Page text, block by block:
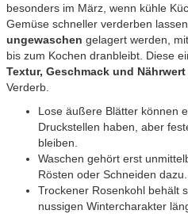
besonders im März, wenn kühle
Gemüse schneller verderben
ungewaschen gelagert werden,
bis zum Kochen dranbleibt. Diese
Textur, Geschmack und Nährwert
Verderb.
Lose äußere Blätter können
Druckstellen haben, aber
bleiben.
Waschen gehört erst
Rösten oder Schneiden dazu.
Trockener Rosenkohl behält
nussigen Wintercharakter